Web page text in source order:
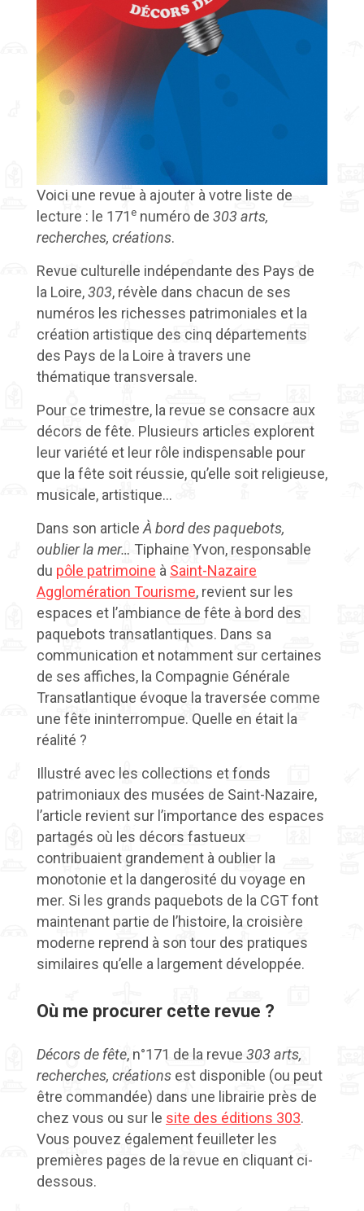
Voici une revue à ajouter à votre liste de
lecture : le 171e numéro de 303 arts,
recherches, créations.
Revue culturelle indépendante des Pays de
la Loire,303, révèle dans chacun de ses
numéros les richesses patrimoniales et la
création artistique des cinq départements
des Pays de la Loire à travers une
thématique transversale.
Pour ce trimestre, la revue se consacre aux
décors de fête. Plusieurs articles explorent
leur variété et leur rôle indispensable pour
que la fête soit réussie, qu’elle soit religieuse,
musicale, artistique…
Dans son articleÀ bord des paquebots,
oublier la mer… Tiphaine Yvon, responsable
du pôle patrimoine à Saint-Nazaire
Agglomération Tourisme, revient sur les
espaces et l’ambiance de fête à bord des
paquebots transatlantiques. Dans sa
communication et notamment sur certaines
de ses affiches, la Compagnie Générale
Transatlantique évoque la traversée comme
une fête ininterrompue. Quelle en était la
réalité ?
Illustré avec les collections et fonds
patrimoniaux des musées de Saint-Nazaire,
l’article revient sur l’importance des espaces
partagés où les décors fastueux
contribuaient grandement à oublier la
monotonie et la dangerosité du voyage en
mer. Si les grands paquebots de la CGT font
maintenant partie de l’histoire, la croisière
moderne reprend à son tour des pratiques
similaires qu’elle a largement développée.
Où me procurer cette revue ?
Décors de fête, n°171 de la revue 303 arts,
recherches, créations est disponible (ou peut
être commandée) dans une librairie près de
chez vous ou sur le site des éditions 303.
Vous pouvez également feuilleter les
premières pages de la revue en cliquant ci-
dessous.